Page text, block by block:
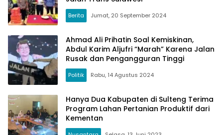
Berita Jumat, 20 September 2024
Ahmad Ali Prihatin Soal Kemiskinan,
Abdul Karim Aljufri “Marah” Karena Jalan
Rusak dan Pengangguran Tinggi
Politik Rabu, 14 Agustus 2024
Hanya Dua Kabupaten di Sulteng Terima
Program Lahan Pertanian Produktif dari
Kementan